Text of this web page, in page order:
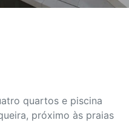
quartos e piscina
próximo às praias